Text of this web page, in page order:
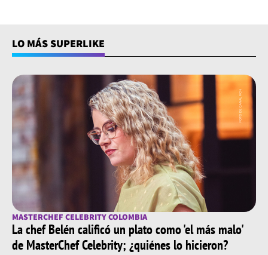
LO MÁS SUPERLIKE
MASTERCHEF CELEBRITY COLOMBIA
La chef Belén calificó un plato como 'el más malo'
de MasterChef Celebrity; ¿quiénes lo hicieron?